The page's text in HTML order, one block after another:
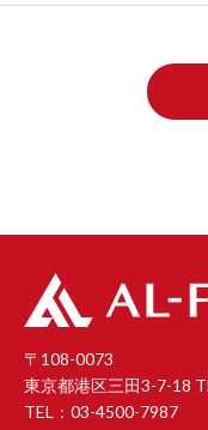
〒108-0073
東京都港区三田3-7-18
TEL：03-4500-7987